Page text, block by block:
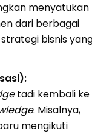
menyatukan
dari berbagai
bisnis
tadi kembali ke
. Misalnya,
mengikuti